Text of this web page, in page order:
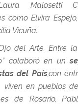
Malosetti
como Elvira
Vicuña.
del Arte. Entre
colaboró en un
del País,con
viven en pueblos
de Rosario,